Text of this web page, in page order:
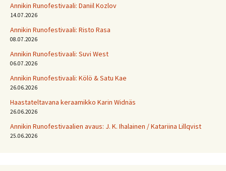
Annikin Runofestivaali: Daniil Kozlov
14.07.2026
Annikin Runofestivaali: Risto Rasa
08.07.2026
Annikin Runofestivaali: Suvi West
06.07.2026
Annikin Runofestivaali: Kölö & Satu Kae
26.06.2026
Haastateltavana keraamikko Karin Widnäs
26.06.2026
Annikin Runofestivaalien avaus: J. K. Ihalainen / Katariina Lillqvist
25.06.2026